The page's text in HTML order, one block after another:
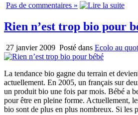
Pas de commentaires »
Rien n’est trop bio pour
27 janvier 2009 Posté dans Ecolo au
La tendance bio gagne du terrain et
actuellement. En 2005, un français sur
un produit bio une fois par mois. Bébé a
pour être en pleine forme. Actuellement,
bio sont de plus en plus nombreux. Si les